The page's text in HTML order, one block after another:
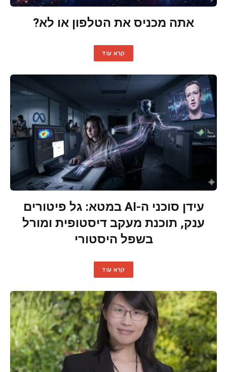
אתה מכניס את הטלפון או לא?
קרא עוד
עידן סוכני ה-AI במטא: גל פיטורים
ענק, תוכנת מעקב דיסטופית ומורל
בשפל היסטורי
קרא עוד